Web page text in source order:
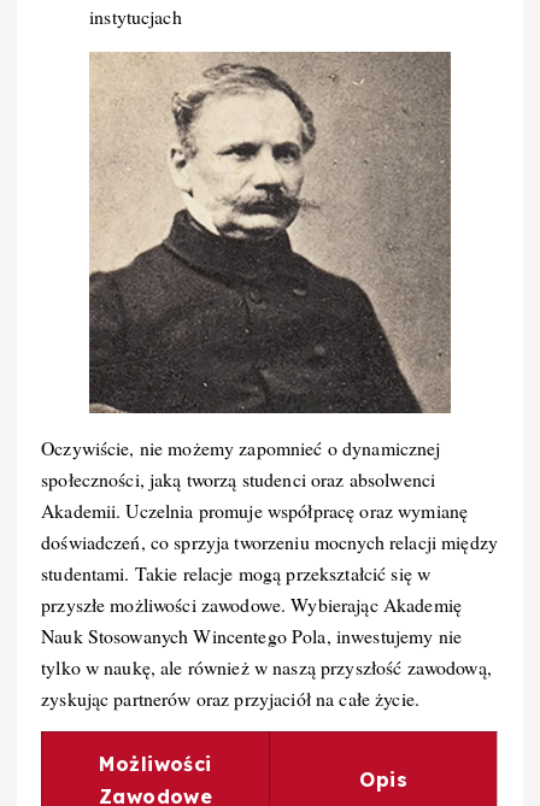
instytucjach
Oczywiście, nie możemy zapomnieć o dynamicznej
społeczności, jaką tworzą studenci oraz absolwenci
Akademii. Uczelnia promuje współpracę oraz wymianę
doświadczeń, co sprzyja tworzeniu mocnych relacji między
studentami. Takie relacje mogą przekształcić się w
przyszłe możliwości zawodowe. Wybierając Akademię
Nauk Stosowanych Wincentego Pola, inwestujemy nie
tylko w naukę, ale również w naszą przyszłość zawodową,
zyskując partnerów oraz przyjaciół na całe życie.
Możliwości
Zawodowe
Opis